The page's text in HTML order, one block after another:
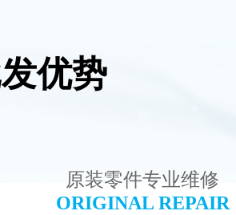
优势
原装零件专业维修
ORIGINAL REPAIR